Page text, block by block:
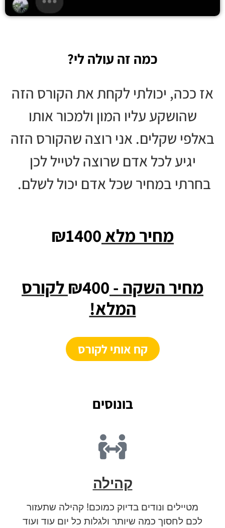
כמה זה עולה לי?
אז ככה, יכולתי לקחת את הקורס הזה
שהושקע עליו המון ולמכור אותו
באלפי שקלים. אני רוצה שהקורס הזה
יגיע לכל אדם שרוצה לטייל לכן
בחרתי במחיר שכל אדם יכול לשלם.
מחיר מלא₪1400
מחיר השקה -₪400לקורס
המלא!
קח אותי לקורס
בונוסים
קהילה
מטיילים ונודים בדיוק כמוכם! קהילה שתעזור
לכם לחסוך כמה שיותר ולגלות כל יום עוד ועוד